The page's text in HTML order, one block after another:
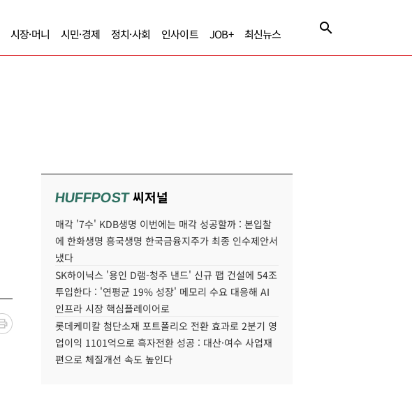
시장·머니 시민·경제 정치·사회 인사이트 JOB+ 최신뉴스
HUFFPOST씨저널
매각 '7수' KDB생명 이번에는 매각 성공할까 : 본입찰
에 한화생명 흥국생명 한국금융지주가 최종 인수제안서
냈다
SK하이닉스 '용인 D램-청주 낸드' 신규 팹 건설에 54조
투입한다 : '연평균 19% 성장' 메모리 수요 대응해 AI
인프라 시장 핵심플레이어로
롯데케미칼 첨단소재 포트폴리오 전환 효과로 2분기 영
업이익 1101억으로 흑자전환 성공 : 대산·여수 사업재
편으로 체질개선 속도 높인다